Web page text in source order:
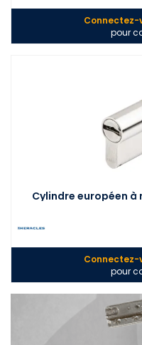
Connectez-
pour
Cylindre européen à
Connectez-
pour